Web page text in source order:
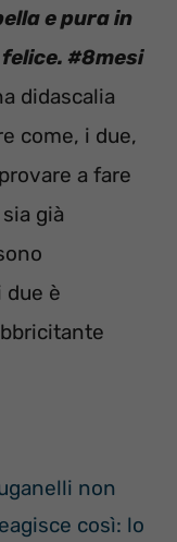
e pura in
#8mesi
didascalia
come, i due,
a fare
già
due è
non
così: lo